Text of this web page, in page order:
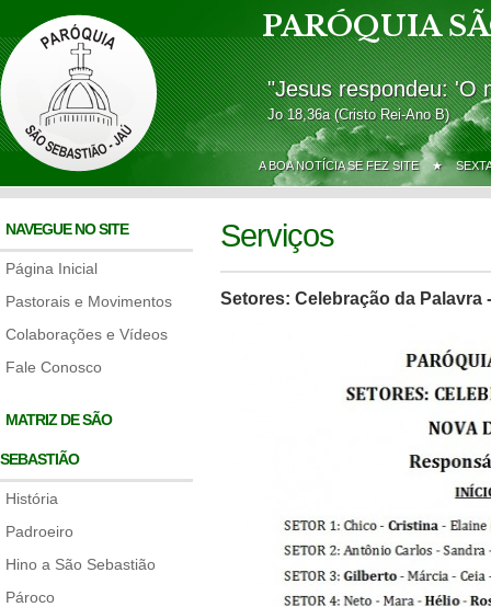
PARÓQUIA
"Jesus respondeu: 'O
Jo 18,36a (Cristo Rei-Ano B)
A BOA NOTÍCIA SE FEZ SITE ★
NAVEGUE NO SITE
Página Inicial
Pastorais e Movimentos
Colaborações e Vídeos
Fale Conosco
MATRIZ DE SÃO
SEBASTIÃO
História
Padroeiro
Hino a São Sebastião
Pároco
Serviços
Setores: Celebração da Palavra